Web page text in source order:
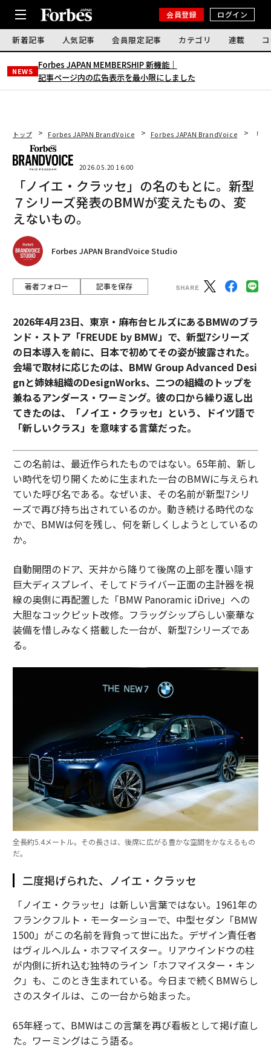
会員登録 ログイン
新着記事 人気記事 会員限定記事 カテゴリ 連載
NEWS
Forbes JAPAN MEMBERSHIP 新機能｜
記事ページ内の広告表示を最小限にしました
トップ Forbes JAPAN BrandVoice Forbes JAPAN BrandVoice 「
2026.05.20 16:00
「ノイエ・クラッセ」の名のもとに。新型
７シリーズ発表のBMWが変えたもの、変
えないもの。
Forbes JAPAN BrandVoice Studio
著者フォロー 記事を保存
2026年4月23日、東京・麻布台ヒルズにあるBMWのブラ
ンド・ストア「FREUDE by BMW」で、新型7シリーズ
の日本導入を前に、日本で初めてその姿が披露された。
会場で取材に応じたのは、BMW Group Advanced Desi
gnと姉妹組織のDesignWorks、二つの組織のトップを
兼ねるアンダース・ワーミング。彼の口から繰り返し出
てきたのは、「ノイエ・クラッセ」という、ドイツ語で
「新しいクラス」を意味する言葉だった。
この名前は、最近作られたものではない。65年前、新し
い時代を切り開くために生まれた一台のBMWに与えられ
ていた呼び名である。なぜいま、その名前が新型7シリ
ーズで再び持ち出されているのか。動き続ける時代のな
かで、BMWは何を残し、何を新しくしようとしているの
か。
自動開閉のドア、天井から降りて後席の上部を覆い隠す
巨大ディスプレイ、そしてドライバー正面の主計器を視
線の奥側に再配置した「BMW Panoramic iDrive」への
大胆なコックピット改修。フラッグシップらしい豪華な
装備を惜しみなく搭載した一台が、新型7シリーズであ
る。
全長約5.4メートル。その長さは、後席に広がる豊かな空間をかなえるもの
だ。
二度掲げられた、ノイエ・クラッセ
「ノイエ・クラッセ」は新しい言葉ではない。1961年の
フランクフルト・モーターショーで、中型セダン「BMW
1500」がこの名前を背負って世に出た。デザイン責任者
はヴィルヘルム・ホフマイスター。リアウインドウの柱
が内側に折れ込む独特のライン「ホフマイスター・キン
ク」も、このとき生まれている。今日まで続くBMWらし
さのスタイルは、この一台から始まった。
65年経って、BMWはこの言葉を再び看板として掲げ直し
た。ワーミングはこう語る。